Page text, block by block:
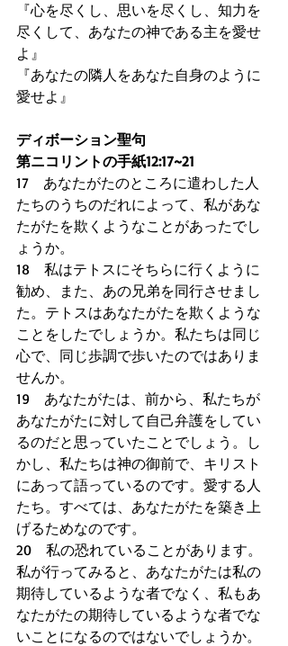
『心を尽くし、思いを尽くし、知力を
尽くして、あなたの神である主を愛せ
よ』
『あなたの隣人をあなた自身のように
愛せよ』
ディボーション聖句
第ニコリントの手紙12:17~21
17　あなたがたのところに遣わした人
たちのうちのだれによって、私があな
たがたを欺くようなことがあったでし
ょうか。
18　私はテトスにそちらに行くように
勧め、また、あの兄弟を同行させまし
た。テトスはあなたがたを欺くような
ことをしたでしょうか。私たちは同じ
心で、同じ歩調で歩いたのではありま
せんか。
19　あなたがたは、前から、私たちが
あなたがたに対して自己弁護をしてい
るのだと思っていたことでしょう。し
かし、私たちは神の御前で、キリスト
にあって語っているのです。愛する人
たち。すべては、あなたがたを築き上
げるためなのです。
20　私の恐れていることがあります。
私が行ってみると、あなたがたは私の
期待しているような者でなく、私もあ
なたがたの期待しているような者でな
いことになるのではないでしょうか。